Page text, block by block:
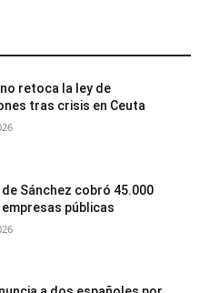
retoca la ley de
tras crisis en Ceuta
Sánchez cobró 45.000
públicas